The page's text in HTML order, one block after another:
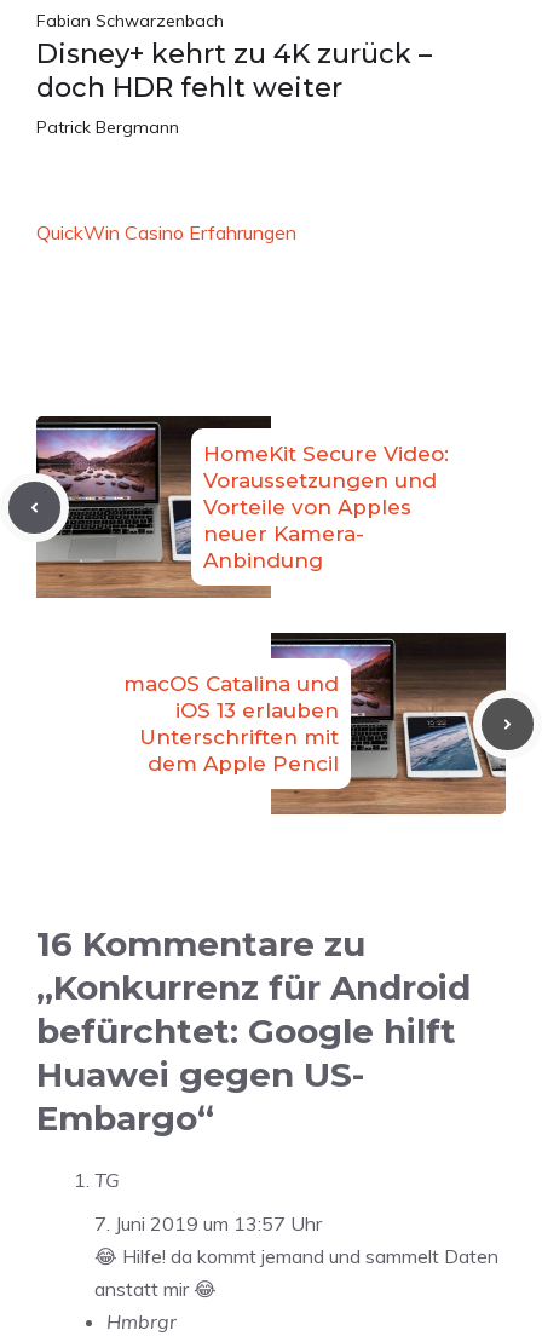
Fabian Schwarzenbach
Disney+ kehrt zu 4K zurück –
doch HDR fehlt weiter
Patrick Bergmann
QuickWin Casino Erfahrungen
HomeKit Secure Video:
Voraussetzungen und
Vorteile von Apples
neuer Kamera-
Anbindung
macOS Catalina und
iOS 13 erlauben
Unterschriften mit
dem Apple Pencil
16 Kommentare zu
„Konkurrenz für Android
befürchtet: Google hilft
Huawei gegen US-
Embargo“
TG
7. Juni 2019 um 13:57 Uhr
😂 Hilfe! da kommt jemand und sammelt Daten
anstatt mir 😂
Hmbrgr